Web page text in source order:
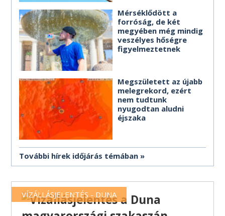
Mérséklődött a
forróság, de két
megyében még mindig
veszélyes hőségre
figyelmeztetnek
Megszületett az újabb
melegrekord, ezért
nem tudtunk
nyugodtan aludni
éjszaka
További hírek időjárás témában
VÍZÁLLÁSJELENTÉS - DUNA